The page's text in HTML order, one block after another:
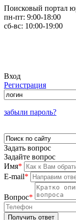
Поисковый портал
пн-пт: 9:00-18:00
сб-вс: 10:00-19:00
Вход
Регистрация
забыли пароль?
Задать вопрос
Задайте вопрос
Имя*
E-mail*
Вопрос*